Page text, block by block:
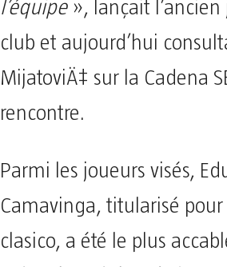
l’équipe», lançait l’ancien
club et aujourd’hui
MijatoviÄ‡ sur la Cadena
rencontre.
Parmi les joueurs visés,
Camavinga, titularisé pour
clasico, a été le plus